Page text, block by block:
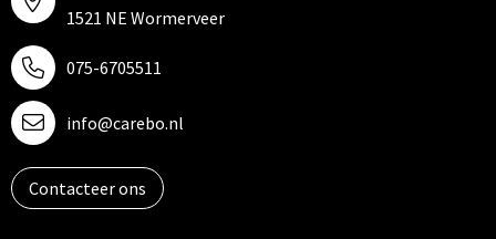
1521 NE Wormerveer
075-6705511
info@carebo.nl
Contacteer ons